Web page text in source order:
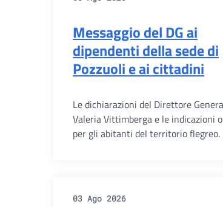
Messaggio del DG ai
dipendenti della sede di
Pozzuoli e ai cittadini
Le dichiarazioni del Direttore
Valeria Vittimberga e le indicazioni
per gli abitanti del territorio flegreo.
03 Ago 2026